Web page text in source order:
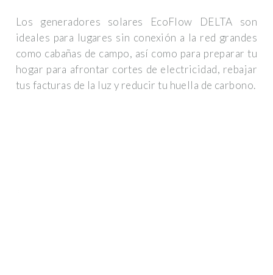
Los generadores solares EcoFlow DELTA son
ideales para lugares sin conexión a la red grandes
como cabañas de campo, así como para preparar tu
hogar para afrontar cortes de electricidad, rebajar
tus facturas de la luz y reducir tu huella de carbono.